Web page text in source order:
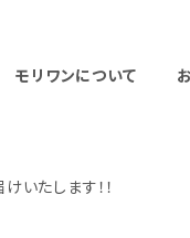
モリワンについて
いたします！！